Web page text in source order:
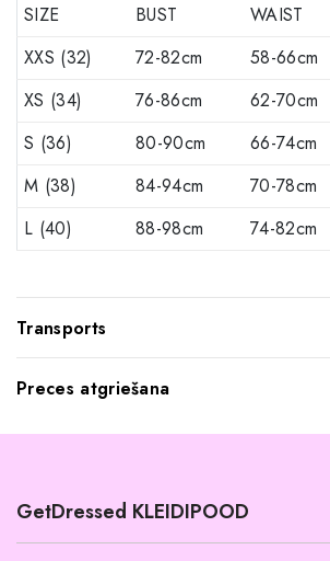
SIZE
BUST
WAIST
XXS (32)
72-82cm 58-66cm
XS (34)
76-86cm 62-70cm
S (36)
80-90cm 66-74cm
M (38)
84-94cm 70-78cm
L (40)
88-98cm 74-82cm
Transports
Preces atgriešana
atgriezt mums visus produktus, kurus
GetDressed KLEIDIPOOD